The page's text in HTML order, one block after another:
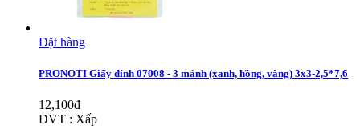
Đặt hàng
PRONOTI Giấy dính 07008 - 3 mảnh (xanh, hồng, vàng) 3x3-2,5*7,6
12,100đ
DVT : Xấp